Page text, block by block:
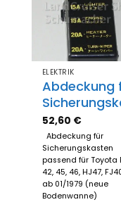
ELEKTRIK
Abdeckung
52,60 €
Abdeckung für
Sicherungskasten
passend für Toyota
42, 45, 46, HJ47,
ab 01/1979 (neue
Bodenwanne)